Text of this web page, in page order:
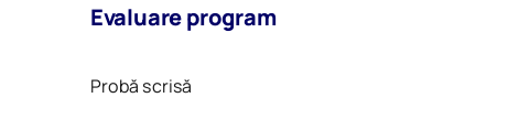
Evaluare program
Probă scrisă